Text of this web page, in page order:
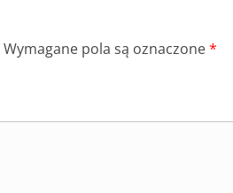
Wymagane pola są oznaczone*